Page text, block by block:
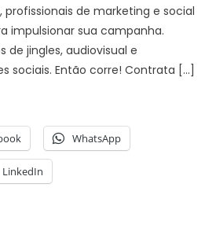
de marketing e social
impulsionar sua campanha.
de jingles, audiovisual e
sociais. Então corre! Contrata […]
WhatsApp
LinkedIn